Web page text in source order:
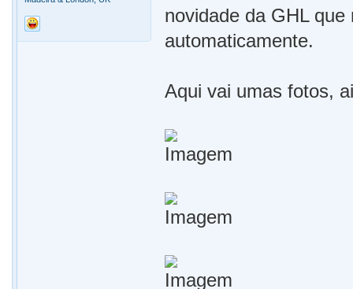
novidade da GHL
automaticamente.
Aqui vai umas fotos,